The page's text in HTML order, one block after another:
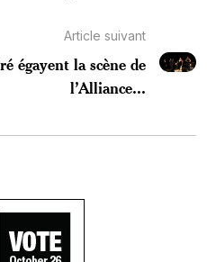
Article suivant
égayent la scène de
l’Alliance...